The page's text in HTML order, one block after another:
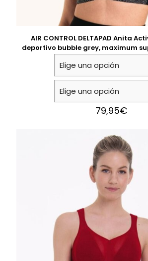
AIR CONTROL DELTAPAD Anita
deportivo bubble grey, maximum
79,95€